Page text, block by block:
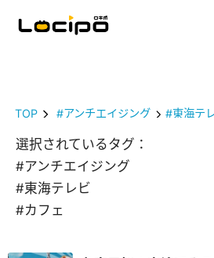
TOP #アンチエイジング #東海テ
選択されているタグ：
#アンチエイジング
#東海テレビ
#カフェ